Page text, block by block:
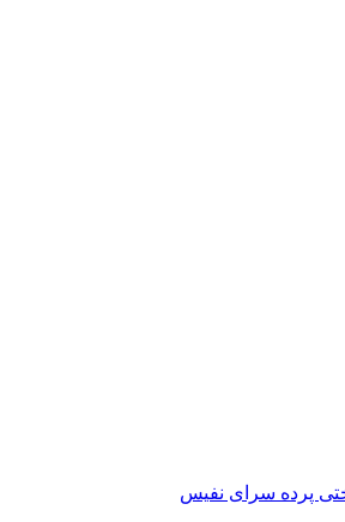
پرده سرای نفیس